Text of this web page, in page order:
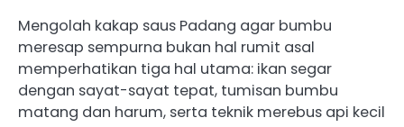
Mengolah kakap saus Padang agar bumbu
meresap sempurna bukan hal rumit asal
memperhatikan tiga hal utama: ikan segar
dengan sayat-sayat tepat, tumisan bumbu
matang dan harum, serta teknik merebus api kecil